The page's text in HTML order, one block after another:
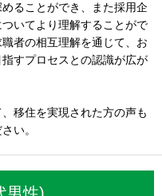
ることができ、また採用企
いてより理解することがで
者の相互理解を通じて、お
すプロセスとの認識が広が
移住を実現された方の声も
い。